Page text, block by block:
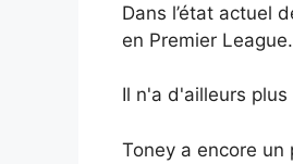
Dans l’état actuel
en Premier League.
Il n'a d'ailleurs
Toney a encore